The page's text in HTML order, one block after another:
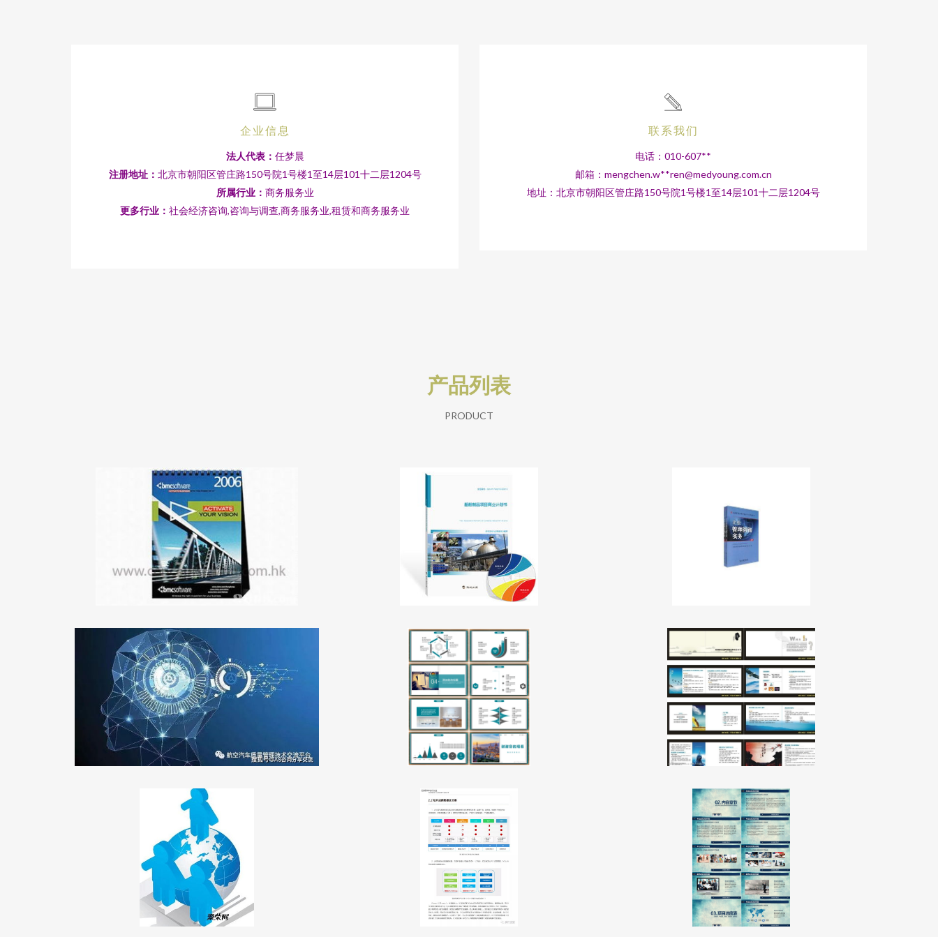
企业信息
法人代表： 任梦晨
注册地址： 北京市朝阳区管庄路150号院1号楼1至14层101十二层1204号
所属行业： 商务服务业
更多行业： 社会经济咨询,咨询与调查,商务服务业,租赁和商务服务业
联系我们
电话：010-607**
邮箱：mengchen.w**ren@medyoung.com.cn
地址：北京市朝阳区管庄路150号院1号楼1至14层101十二层1204号
产品列表
PRODUCT